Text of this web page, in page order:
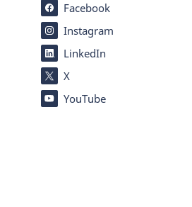
Facebook
Instagram
LinkedIn
X
YouTube